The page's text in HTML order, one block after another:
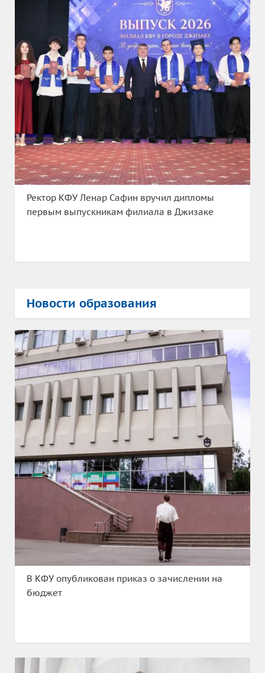
Ректор КФУ Ленар Сафин вручил дипломы
первым выпускникам филиала в Джизаке
Новости образования
В КФУ опубликован приказ о зачислении на
бюджет